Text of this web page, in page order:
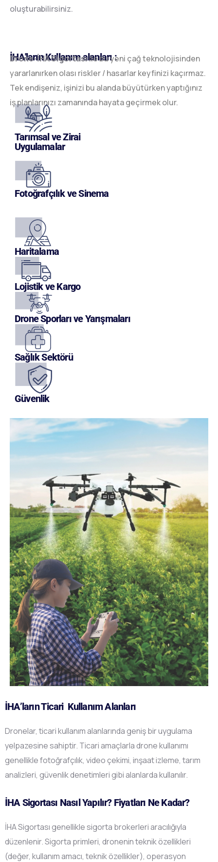
oluşturabilirsiniz.
İHA'ların Kullanım alanları :
Drone-İHA Sigortasıile bu yeni çağ teknolojisinden
yararlanırken olası riskler / hasarlar keyfinizi kaçırmaz.
Tek endişeniz, işinizi bu alanda büyütürken yaptığınız
iş planlarınızı zamanında hayata geçirmek olur.
Tarımsal ve Zirai
Uygulamalar
Fotoğrafçılık ve Sinema
Haritalama
Lojistik ve Kargo
Drone Sporları ve Yarışmaları
Sağlık Sektörü
Güvenlik
İHA’ların Ticari Kullanım Alanları
Dronelar, ticari kullanım alanlarında geniş bir uygulama
yelpazesine sahiptir. Ticari amaçlarla drone kullanımı
genellikle fotoğrafçılık, video çekimi, inşaat izleme, tarım
analizleri, güvenlik denetimleri gibi alanlarda kullanılır.
İHA Sigortası Nasıl Yapılır? Fiyatları Ne Kadar?
İHA Sigortası genellikle sigorta brokerleri aracılığıyla
düzenlenir. Sigorta primleri, dronenin teknik özellikleri
(değer, kullanım amacı, teknik özellikler), operasyon